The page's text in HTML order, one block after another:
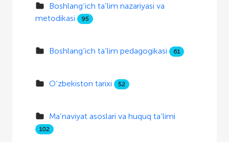
Boshlang‘ich ta’lim nazariyasi va
metodikasi
95
Boshlang‘ich ta’lim pedagogikasi 61
O‘zbekiston tarixi 52
Ma’naviyat asoslari va huquq ta’limi
102